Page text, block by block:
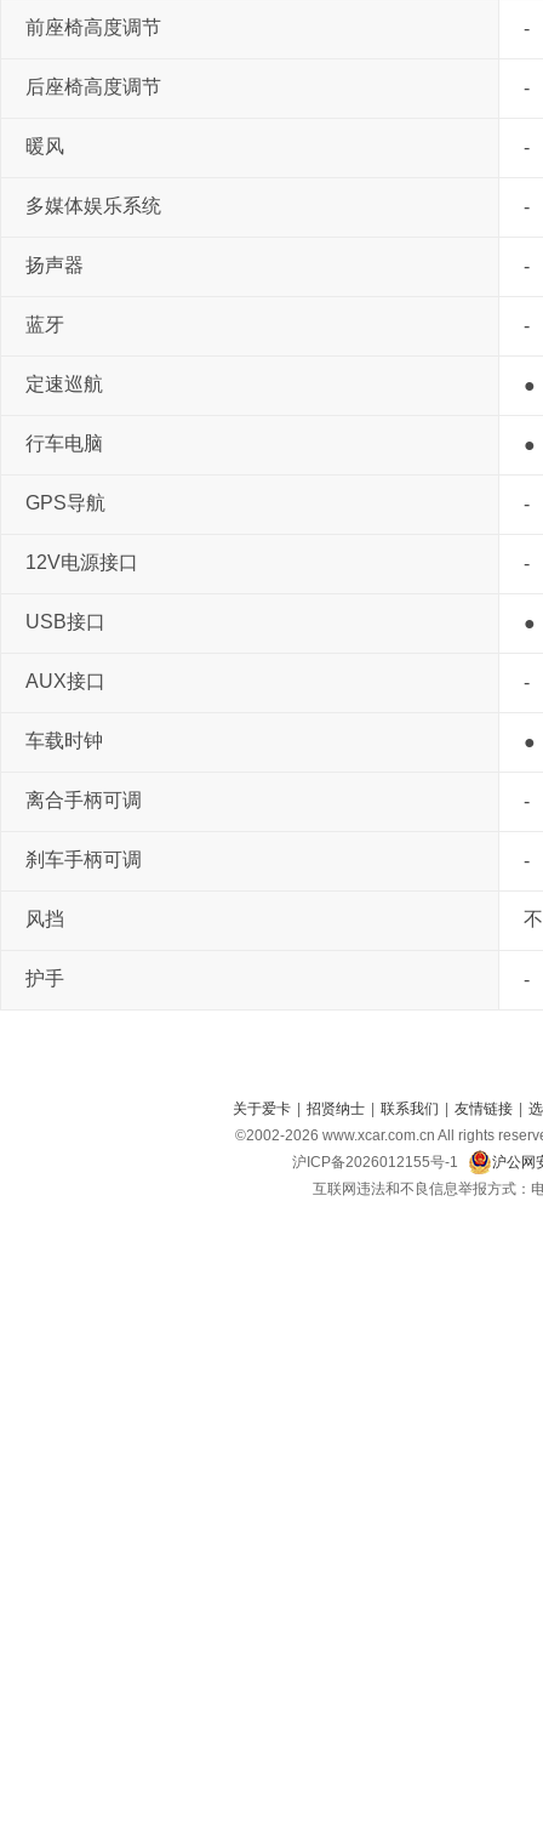
前座椅高度调节 -
后座椅高度调节 -
暖风 -
多媒体娱乐系统 -
扬声器 -
蓝牙 -
定速巡航 ●
行车电脑 ●
GPS导航 -
12V电源接口 -
USB接口 ●
AUX接口 -
车载时钟 ●
离合手柄可调 -
刹车手柄可调 -
风挡
护手 -
关于爱卡 招贤纳士 联系我们 友情链接
©2002-2026 www.xcar.com.cn All rights
沪ICP备2026012155号-1
沪公网
互联网违法和不良信息举报方式：